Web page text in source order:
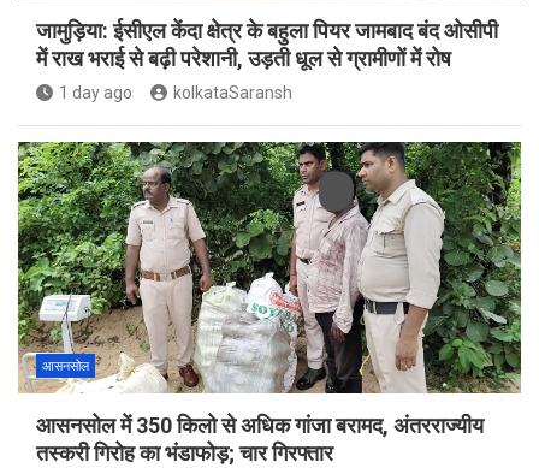
जामुड़िया: ईसीएल केंदा क्षेत्र के बहुला पियर जामबाद बंद ओसीपी
में राख भराई से बढ़ी परेशानी, उड़ती धूल से ग्रामीणों में रोष
1 day ago kolkataSaransh
आसनसोल
आसनसोल में 350 किलो से अधिक गांजा बरामद, अंतरराज्यीय
तस्करी गिरोह का भंडाफोड़; चार गिरफ्तार